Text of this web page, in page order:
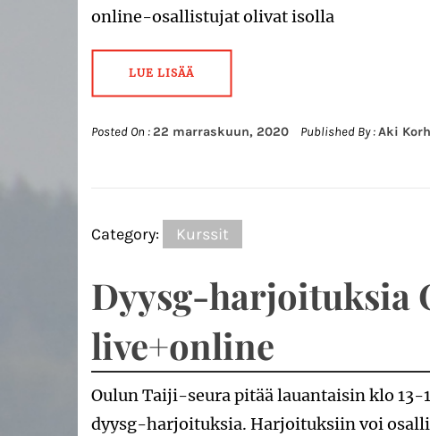
online-osallistujat olivat isolla
LUE LISÄÄ
Posted On :22 marraskuun, 2020 Published By :Aki
Category: Kurssit
Dyysg-harjoituksia
live+online
Oulun Taiji-seura pitää lauantaisin klo
dyysg-harjoituksia. Harjoituksiin voi